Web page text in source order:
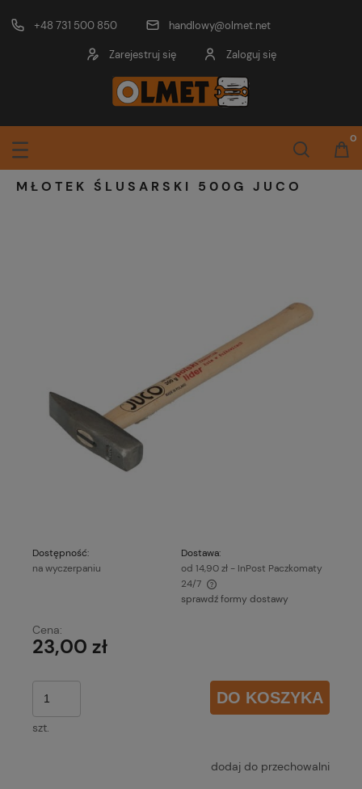
+48 731 500 850 handlowy@olmet.net
Zarejestruj się Zaloguj się
MŁOTEK ŚLUSARSKI 500G JUCO
Dostępność:
na wyczerpaniu
Dostawa:
od 14,90 zł - InPost Paczkomaty
24/7
Cena nie zawiera ewentualnych kosztów płatności
sprawdź formy dostawy
Cena:
23,00 zł
szt.
DO KOSZYKA
dodaj do przechowalni